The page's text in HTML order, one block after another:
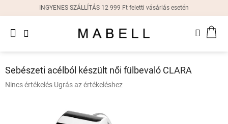
tartalomhoz
INGYENES SZÁLLÍTÁS 12 999 Ft feletti vásárlás esetén
Női
fülbevalók
Sebészeti acélból készült női fülbevaló CLARA
A
Nincs értékelés Ugrás az értékeléshez